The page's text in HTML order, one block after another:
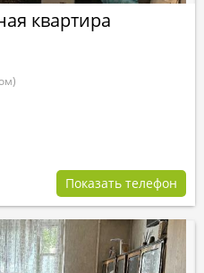
квартира
Показать телефон